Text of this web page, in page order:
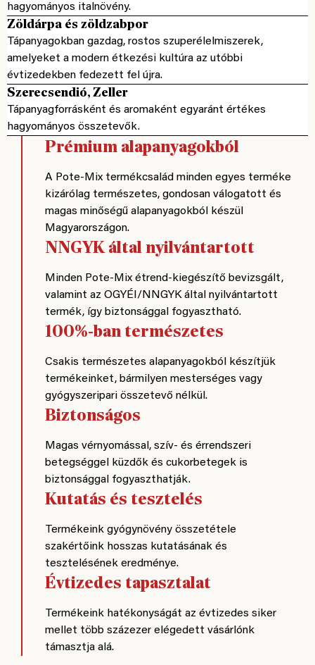
hagyományos italnövény.
Zöldárpa és zöldzabpor
Tápanyagokban gazdag, rostos szuperélelmiszerek,
amelyeket a modern étkezési kultúra az utóbbi
évtizedekben fedezett fel újra.
Szerecsendió, Zeller
Tápanyagforrásként és aromaként egyaránt értékes
hagyományos összetevők.
Prémium alapanyagokból
A Pote-Mix termékcsalád minden egyes terméke
kizárólag természetes, gondosan válogatott és
magas minőségű alapanyagokból készül
Magyarországon.
NNGYK által nyilvántartott
Minden Pote-Mix étrend-kiegészítő bevizsgált,
valamint az OGYÉI/NNGYK által nyilvántartott
termék, így biztonsággal fogyasztható.
100%-ban természetes
Csakis természetes alapanyagokból készítjük
termékeinket, bármilyen mesterséges vagy
gyógyszeripari összetevő nélkül.
Biztonságos
Magas vérnyomással, szív- és érrendszeri
betegséggel küzdők és cukorbetegek is
biztonsággal fogyaszthatják.
Kutatás és tesztelés
Termékeink gyógynövény összetétele
szakértőink hosszas kutatásának és
tesztelésének eredménye.
Évtizedes tapasztalat
Termékeink hatékonyságát az évtizedes siker
mellet több százezer elégedett vásárlónk
támasztja alá.